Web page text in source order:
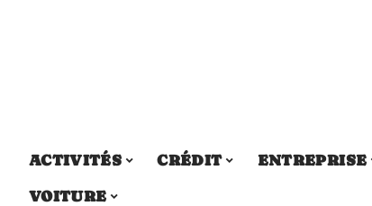
ACTIVITÉS CRÉDIT ENTREPRISE
VOITURE